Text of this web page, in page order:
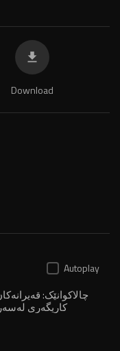
Download
Autoplay
چالاکوانێک:
کاریگەری